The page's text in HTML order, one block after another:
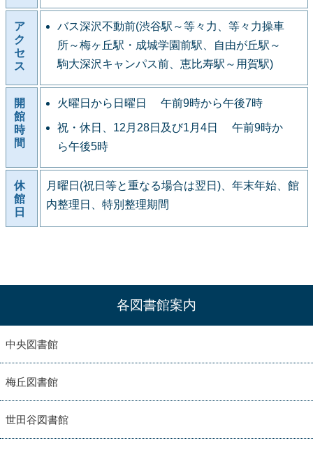
ア
ク
セ
ス
バス深沢不動前(渋谷駅～等々力、等々力操車
所～梅ヶ丘駅・成城学園前駅、自由が丘駅～
駒大深沢キャンパス前、恵比寿駅～用賀駅)
開
館
時
間
火曜日から日曜日 午前9時から午後7時
祝・休日、12月28日及び1月4日 午前9時か
ら午後5時
休
館
日
月曜日(祝日等と重なる場合は翌日)、年末年始、館
内整理日、特別整理期間
各図書館案内
中央図書館
梅丘図書館
世田谷図書館